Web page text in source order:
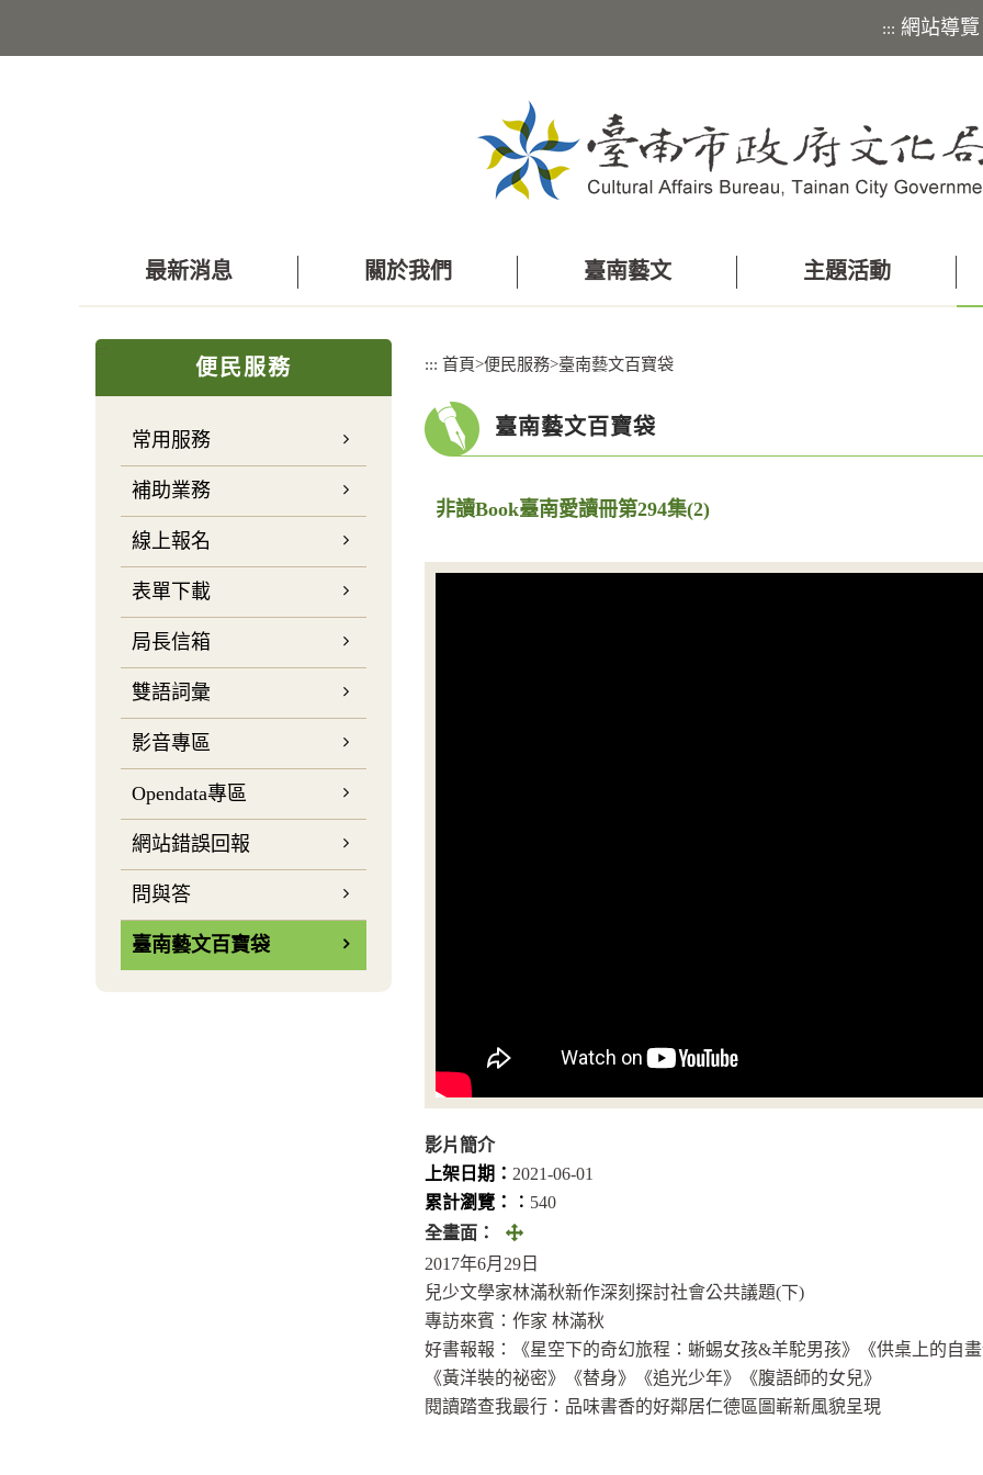
主
::: 網站導覽
最新消息 關於我們 臺南藝文 主題活動
:::
便民服務
常用服務
補助業務
線上報名
表單下載
局長信箱
雙語詞彙
影音專區
Opendata專區
網站錯誤回報
問與答
臺南藝文百寶袋
::: 首頁>便民服務>臺南藝文百寶袋
臺南藝文百寶袋
非讀Book臺南愛讀冊第294集(2)
影片簡介
上架日期： 2021-06-01
累計瀏覽：︰ 540
全畫面：
全
畫
面
(另
開
視
窗)
2017年6月29日
兒少文學家林滿秋新作深刻探討社會公共議題(下)
專訪來賓：作家 林滿秋
好書報報：《星空下的奇幻旅程：蜥蜴女孩&羊駝男孩》《供桌上的自
《黃洋裝的祕密》《替身》《追光少年》《腹語師的女兒》
閱讀踏查我最行：品味書香的好鄰居仁德區圖嶄新風貌呈現